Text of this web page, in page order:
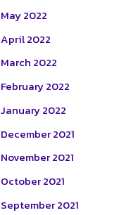
May 2022
April 2022
March 2022
February 2022
January 2022
December 2021
November 2021
October 2021
September 2021